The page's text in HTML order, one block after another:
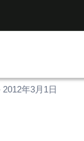
年3月1日